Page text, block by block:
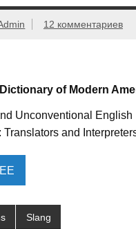
12 комментариев
of Modern
Unconventional English
Translators and
Slang